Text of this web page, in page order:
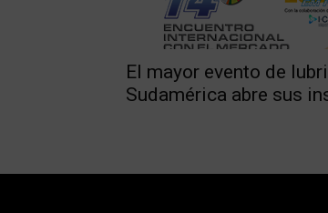
El mayor evento de
Sudamérica abre sus